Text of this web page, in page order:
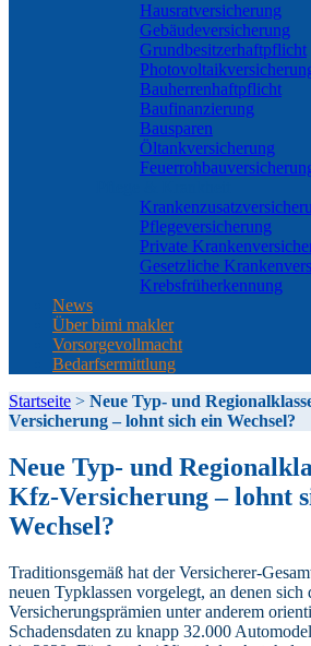
Hausratversicherung
Gebäudeversicherung
Grundbesitzerhaftpflicht
Bauherrenhaftpflicht
Baufinanzierung
Bausparen
Öltankversicherung
Pflegeversicherung
Private
Gesetzliche
Krebsfrüherkennung
News
Über bimi makler
Vorsorgevollmacht
Bedarfsermittlung
Startseite > Neue Typ- und
Versicherung – lohnt sich ein Wechsel?
Neue Typ- und
Kfz-Versicherung – lohnt
Wechsel?
Traditionsgemäß hat der Versicherer-
neuen Typklassen vorgelegt, an denen
Versicherungsprämien unter anderem
Schadensdaten zu knapp 32.000